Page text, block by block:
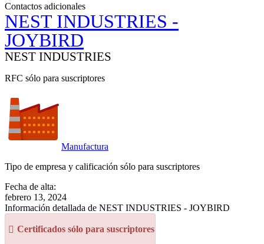
Contactos adicionales
NEST INDUSTRIES -
JOYBIRD
NEST INDUSTRIES
RFC sólo para suscriptores
Manufactura
Tipo de empresa y calificación sólo para suscriptores
Fecha de alta:
febrero 13, 2024
Información detallada de NEST INDUSTRIES - JOYBIRD
Certificados sólo para suscriptores